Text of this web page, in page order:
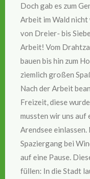
Doch gab es zum
Arbeit im Wald
von Dreier- bis
Arbeit! Vom
bauen bis hin zum
ziemlich großen
Nach der Arbeit
Freizeit, diese
mussten wir uns auf
Arendsee
Spaziergang bei
auf eine Pause.
füllen: In die Stadt